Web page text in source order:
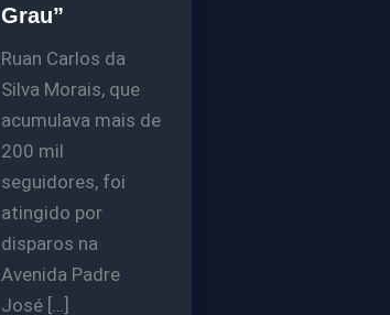
Grau”
Ruan Carlos da
Silva Morais, que
acumulava mais de
200 mil
seguidores, foi
atingido por
disparos na
Avenida Padre
José […]